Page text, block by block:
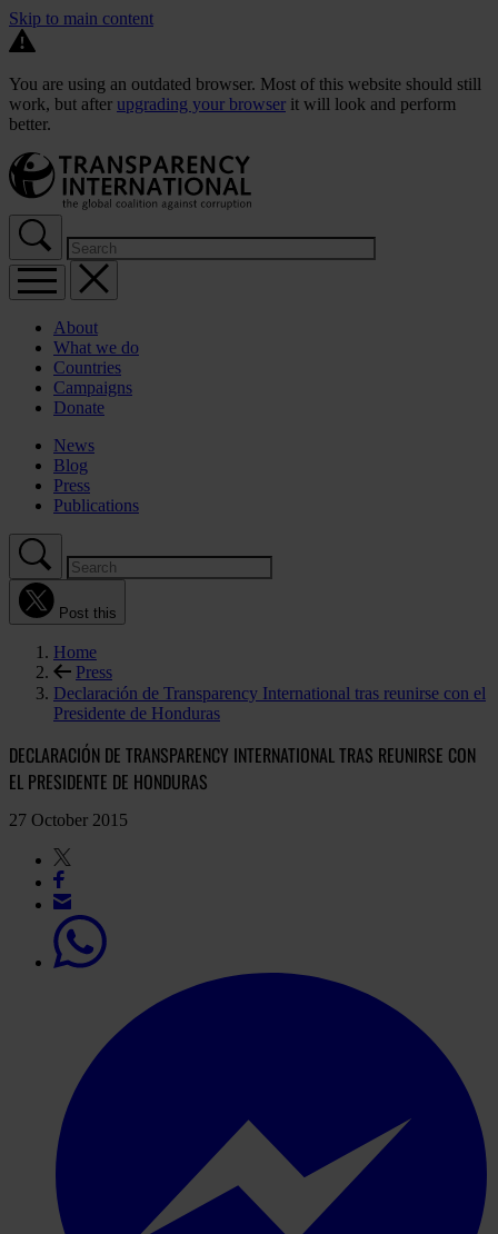
Skip to main content
You are using an outdated browser. Most of this website should still
work, but after upgrading your browser it will look and perform
better.
About
What we do
Countries
Campaigns
Donate
News
Blog
Press
Publications
Post this
Home
Press
Declaración de Transparency International tras reunirse con el
Presidente de Honduras
DECLARACIÓN DE TRANSPARENCY INTERNATIONAL TRAS REUNIRSE CON
EL PRESIDENTE DE HONDURAS
27 October 2015